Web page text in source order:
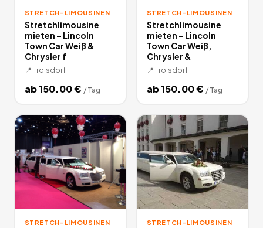
STRETCH-LIMOUSINEN
Stretchlimousine
mieten – Lincoln
Town Car Weiß &
Chrysler f
📍 Troisdorf
ab150.00€ / Tag
STRETCH-LIMOUSINEN
Stretchlimousine
mieten – Lincoln
Town Car Weiß,
Chrysler &
📍 Troisdorf
ab150.00€ / Tag
STRETCH-LIMOUSINEN STRETCH-LIMOUSINEN